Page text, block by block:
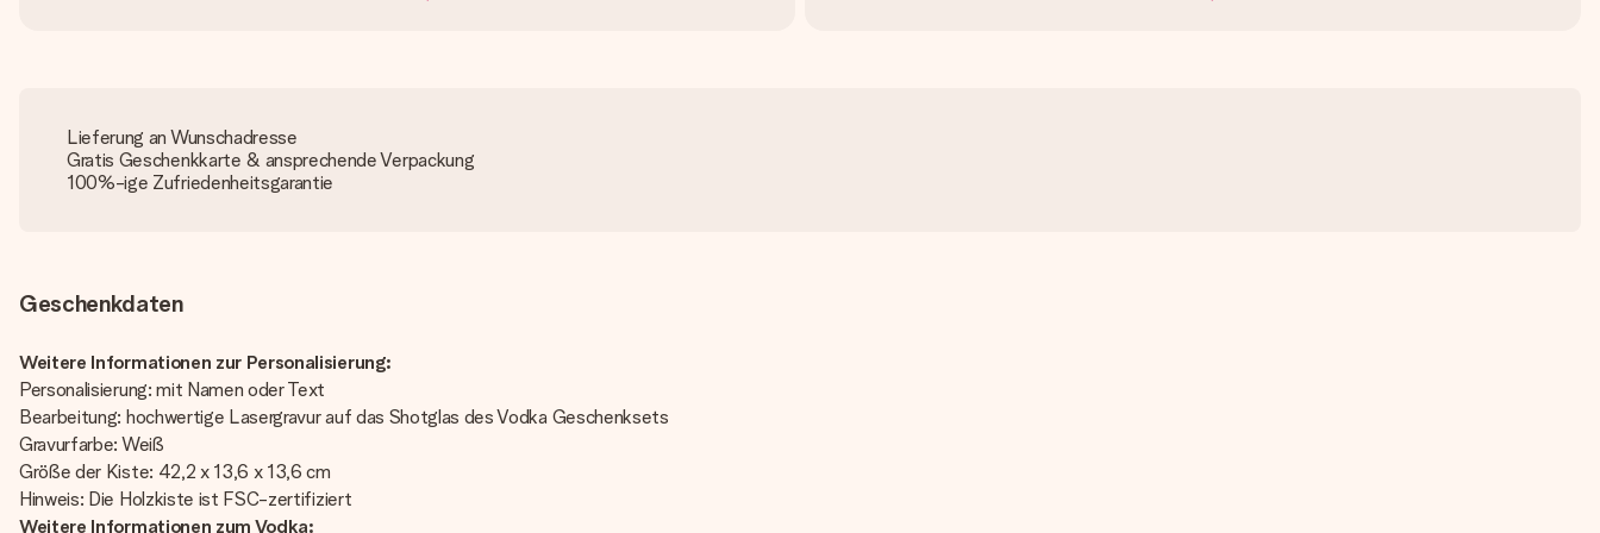
Lieferung an Wunschadresse
Gratis Geschenkkarte & ansprechende Verpackung
100%-ige Zufriedenheitsgarantie
Geschenkdaten
Weitere Informationen zur Personalisierung:
Personalisierung: mit Namen oder Text
Bearbeitung: hochwertige Lasergravur auf das Shotglas des Vodka Geschenksets
Gravurfarbe: Weiß
Größe der Kiste: 42,2 x 13,6 x 13,6 cm
Hinweis: Die Holzkiste ist FSC-zertifiziert
Weitere Informationen zum Vodka: